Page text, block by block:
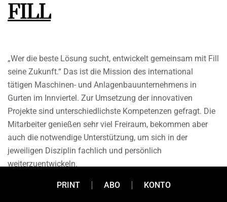
FILL
„Wer die beste Lösung sucht, entwickelt gemeinsam mit Fill
seine Zukunft.“ Das ist die Mission des international
tätigen Maschinen- und Anlagenbauunternehmens in
Gurten im Innviertel. Zur Umsetzung der innovativen
Projekte sind unterschiedlichste Kompetenzen gefragt. Die
Mitarbeiter genießen sehr viel Freiraum, bekommen aber
auch die notwendige Unterstützung, um sich in der
jeweiligen Disziplin fachlich und persönlich
weiterzuentwickeln.
PRINT ABO KONTO